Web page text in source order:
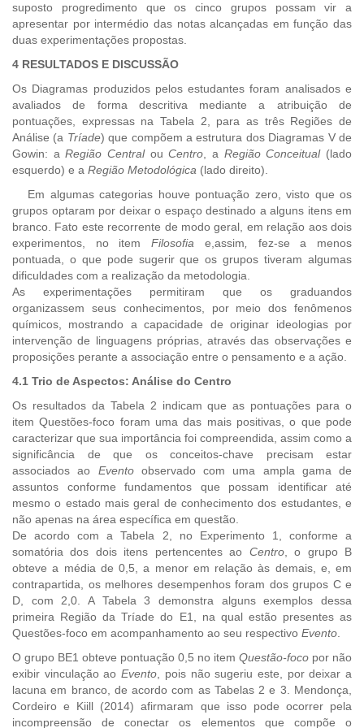
suposto progredimento que os cinco grupos possam vir a
apresentar por intermédio das notas alcançadas em função das
duas experimentações propostas.
4 RESULTADOS E DISCUSSÃO
Os Diagramas produzidos pelos estudantes foram analisados e
avaliados de forma descritiva mediante a atribuição de
pontuações, expressas na Tabela 2, para as três Regiões de
Análise (a Tríade) que compõem a estrutura dos Diagramas V de
Gowin: aRegião Central ouCentro , a Região Conceitual(lado
esquerdo) e a Região Metodológica (lado direito).
Em algumas categorias houve pontuação zero, visto que os
grupos optaram por deixar o espaço destinado a alguns itens em
branco. Fato este recorrente de modo geral, em relação aos dois
experimentos, no itemFilosofia e,assim
fez-se a menos
pontuada, o que pode sugerir que os grupos tiveram algumas
dificuldades com a realização da metodologia.
As experimentações permitiram que os graduandos
organizassem seus conhecimentos, por meio dos fenômenos
químicos, mostrando a capacidade de originar ideologias por
intervenção de linguagens próprias, através das observações e
proposições perante a associação entre o pensamento e a ação.
4.1 Trio de Aspectos: Análise do Centro
Os resultados da Tabela 2 indicam que as pontuações para o
item Questões-foco foram uma das mais positivas, o que pode
caracterizar que sua importância foi compreendida, assim como a
significância de que os conceitos-chave precisam estar
associados ao Eventoobservado com uma ampla gama de
assuntos conforme fundamentos que possam identificar até
mesmo o estado mais geral de conhecimento dos estudantes, e
não apenas na área específica em questão.
De acordo com a Tabela 2, no Experimento 1, conforme a
somatória dos dois itens pertencentes ao Centro, o grupo B
obteve a média de 0,5, a menor em relação às demais, e, em
contrapartida, os melhores desempenhos foram dos grupos C e
D, com 2,0. A Tabela 3 demonstra alguns exemplos dessa
primeira Região da Tríade do E1, na qual estão presentes as
Questões-foco em acompanhamento ao seu respectivo Evento
O grupo BE1 obteve pontuação 0,5 no item Questão-foco por não
exibir vinculação aoEvento , pois não sugeriu este, por deixar a
lacuna em branco, de acordo com as Tabelas 2 e 3. Mendonça,
Cordeiro e Kiill (2014) afirmaram que isso pode ocorrer pela
incompreensão de conectar os elementos que compõe o